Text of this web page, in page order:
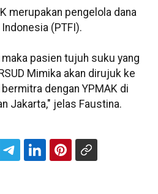
merupakan pengelola dana
(PTFI).
pasien tujuh suku yang
Mimika akan dirujuk ke
dengan YPMAK di
Jakarta," jelas Faustina.